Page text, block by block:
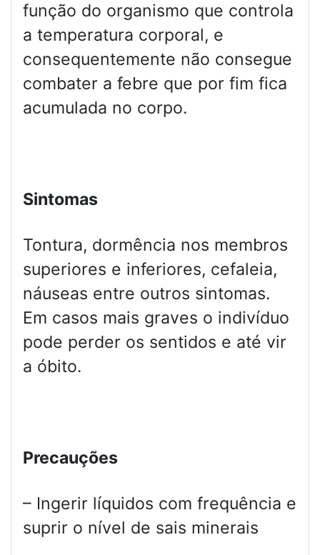
função do organismo que controla
a temperatura corporal, e
consequentemente não consegue
combater a febre que por fim fica
acumulada no corpo.
Sintomas
Tontura, dormência nos membros
superiores e inferiores, cefaleia,
náuseas entre outros sintomas.
Em casos mais graves o indivíduo
pode perder os sentidos e até vir
a óbito.
Precauções
– Ingerir líquidos com frequência e
suprir o nível de sais minerais